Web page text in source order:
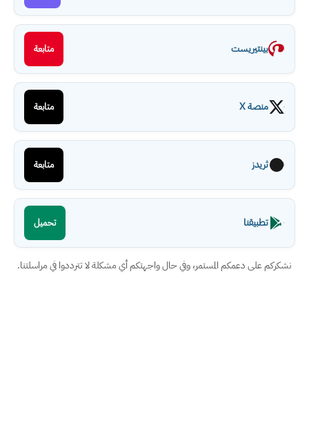
بينتيريست متابعة
منصة X متابعة
ثريدز متابعة
تطبيقنا تحميل
نشكركم على دعمكم المستمر، وفي حال واجهتكم أي مشكلة لا تترددوا في مراسلتنا.